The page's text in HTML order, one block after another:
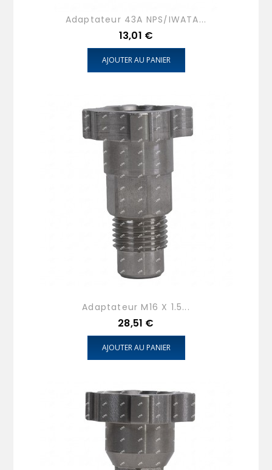
Adaptateur 43A NPS/IWATA...
Prix
13,01 €
AJOUTER AU PANIER
Adaptateur M16 X 1.5...
Prix
28,51 €
AJOUTER AU PANIER